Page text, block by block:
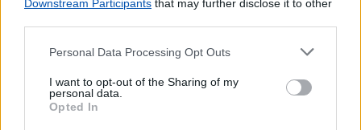
Downstream Participants that may further disclose it to other
Personal Data Processing Opt Outs
I want to opt-out of the Sharing of my
personal data.
Opted In